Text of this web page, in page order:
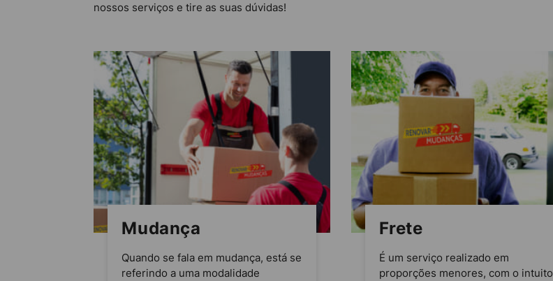
nossos serviços e tire as suas dúvidas!
Mudança
Quando se fala em mudança, está se
referindo a uma modalidade
Frete
É um serviço realizado em
proporções menores, com o intuito